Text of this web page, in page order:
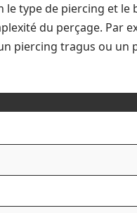
le type de piercing et
du perçage. Par
piercing tragus ou